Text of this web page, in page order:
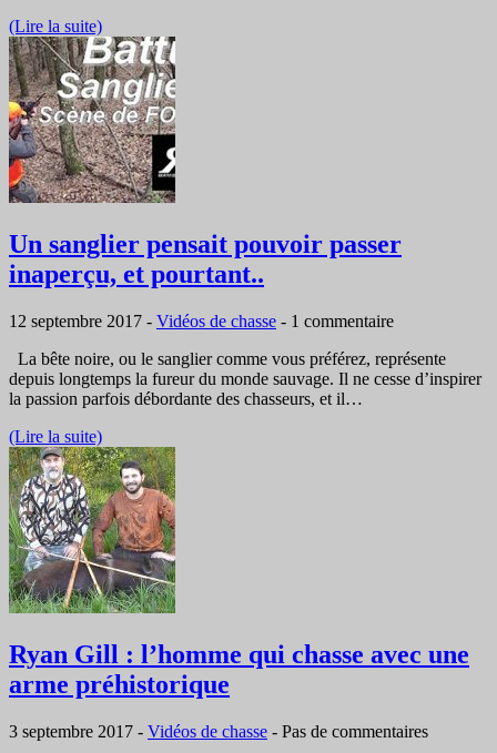
(Lire la suite)
Un sanglier pensait pouvoir passer
inaperçu, et pourtant..
12 septembre 2017 - Vidéos de chasse - 1 commentaire
La bête noire, ou le sanglier comme vous préférez, représente
depuis longtemps la fureur du monde sauvage. Il ne cesse d’inspirer
la passion parfois débordante des chasseurs, et il…
(Lire la suite)
Ryan Gill : l’homme qui chasse avec une
arme préhistorique
3 septembre 2017 - Vidéos de chasse - Pas de commentaires